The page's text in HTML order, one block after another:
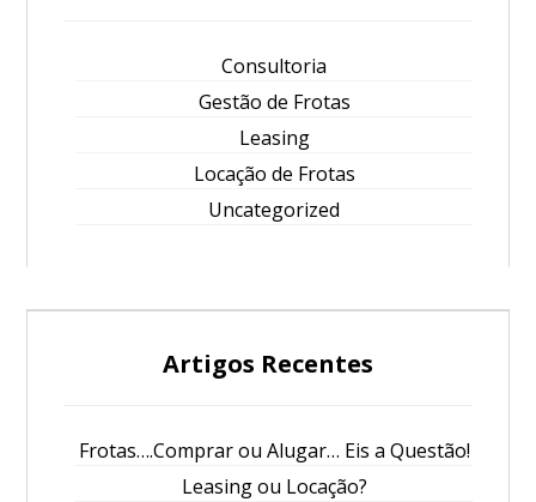
Consultoria
Gestão de Frotas
Leasing
Locação de Frotas
Uncategorized
Artigos Recentes
Frotas….Comprar ou Alugar… Eis a Questão!
Leasing ou Locação?